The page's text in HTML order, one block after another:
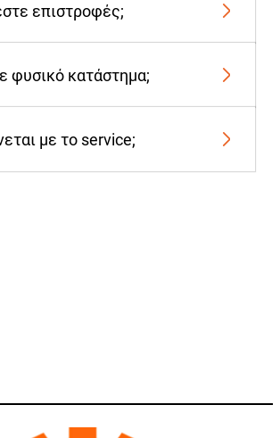
επιστροφές;
φυσικό κατάστημα;
με το service;